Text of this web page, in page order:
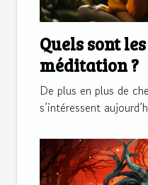
Quels sont
méditation ?
De plus en plus de
s’intéressent